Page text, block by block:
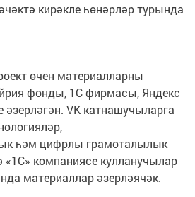
кирәкле һөнәрләр турында
өчен материалларны
фонды, 1С фирмасы, Яндекс
VK катнашучыларга
һәм цифрлы грамоталылык
«1С» компаниясе кулланучылар
материаллар әзерләячәк.